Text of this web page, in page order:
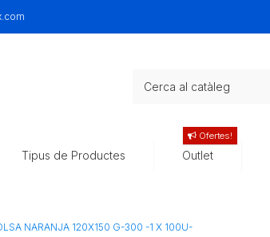
Tipus de Productes Outlet
Ofertes!
NARANJA 120X150 G-300 -1 X 100U-